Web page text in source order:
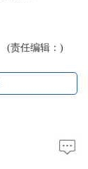
(责任编辑：)